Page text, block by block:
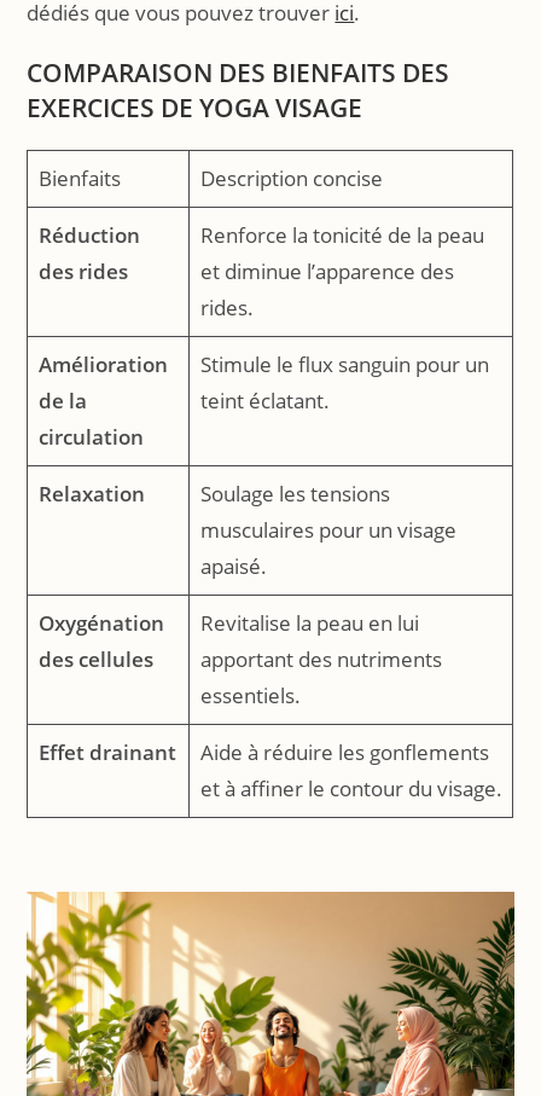
dédiés que vous pouvez trouver ici.
COMPARAISON DES BIENFAITS DES
EXERCICES DE YOGA VISAGE
Bienfaits Description concise
Réduction
des rides
Renforce la tonicité de la peau
et diminue l’apparence des
rides.
Amélioration
de la
circulation
Stimule le flux sanguin pour un
teint éclatant.
Relaxation
Soulage les tensions
musculaires pour un visage
apaisé.
Oxygénation
des cellules
Revitalise la peau en lui
apportant des nutriments
essentiels.
Effet drainant
Aide à réduire les gonflements
et à affiner le contour du visage.